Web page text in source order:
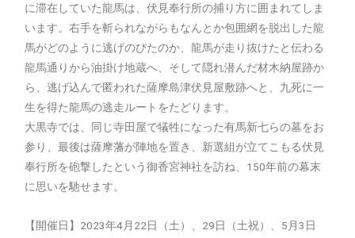
に滞在していた龍馬は、伏見奉行所の捕り方に囲まれてしま
います。右手を斬られながらもなんとか包囲網を脱出した龍
馬がどのように逃げのびたのか、龍馬が走り抜けたと伝わる
龍馬通りから油掛け地蔵へ、そして隠れ潜んだ材木納屋跡か
ら、逃げ込んで匿われた薩摩島津伏見屋敷跡へと、九死に一
生を得た龍馬の逃走ルートをたどります。
大黒寺では、同じ寺田屋で犠牲になった有馬新七らの墓をお
参り、最後は薩摩藩が陣地を置き、新選組が立てこもる伏見
奉行所を砲撃したという御香宮神社を訪ね、150年前の幕末
に思いを馳せます。
【開催日】2023年4月22日（土）、29日（土祝）、5月3日